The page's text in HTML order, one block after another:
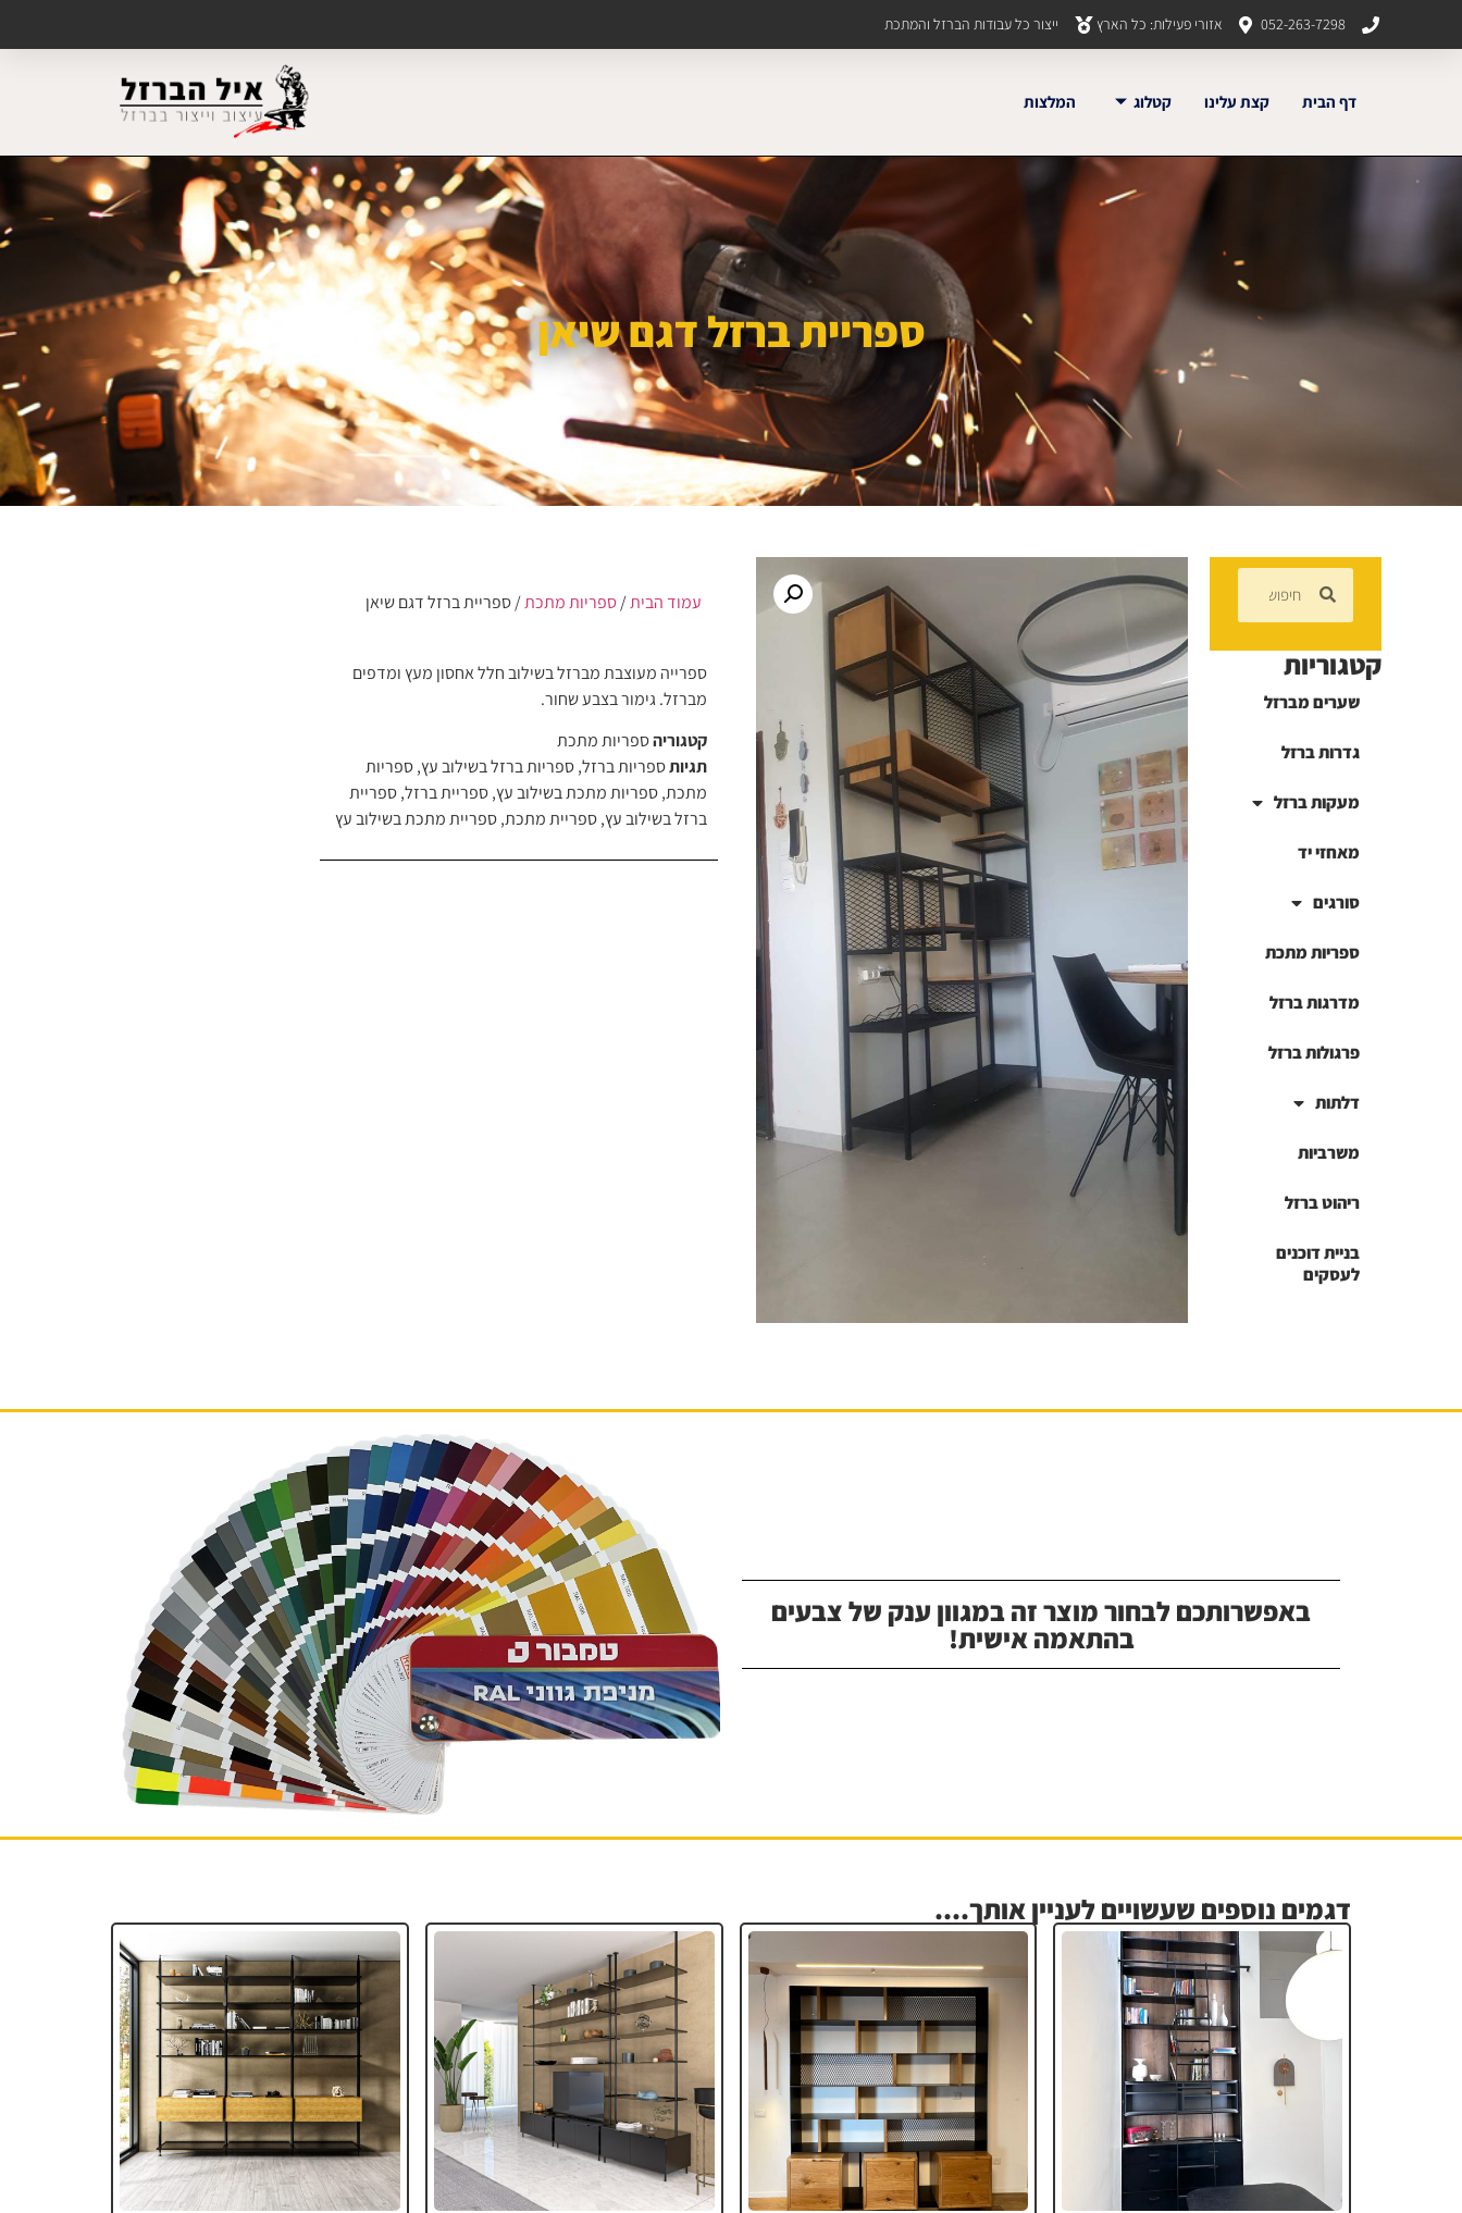
052-263-7298 אזורי פעילות: כל הארץ ייצור כל עבודות הברזל והמתכת
דף הבית קצת עלינו קטלוג המלצות
ספריית ברזל דגם שיאן
קטגוריות
שערים מברזל
גדרות ברזל
מעקות ברזל
מאחזי יד
סורגים
ספריות מתכת
מדרגות ברזל
פרגולות ברזל
דלתות
משרביות
ריהוט ברזל
בניית דוכנים
לעסקים
עמוד הבית/ספריות מתכת/ ספריית ברזל דגם שיאן
ספרייה מעוצבת מברזל בשילוב חלל אחסון מעץ ומדפים
מברזל. גימור בצבע שחור.
קטגוריהספריות מתכת
תגיותספריות ברזל,ספריות ברזל בשילוב עץ,ספריות
מתכת,ספריות מתכת בשילוב עץ,ספריית ברזל,ספריית
ברזל בשילוב עץ,ספריית מתכת,ספריית מתכת בשילוב עץ
באפשרותכם לבחור מוצר זה במגוון ענק של צבעים
בהתאמה אישית!
דגמים נוספים שעשויים לעניין אותך....